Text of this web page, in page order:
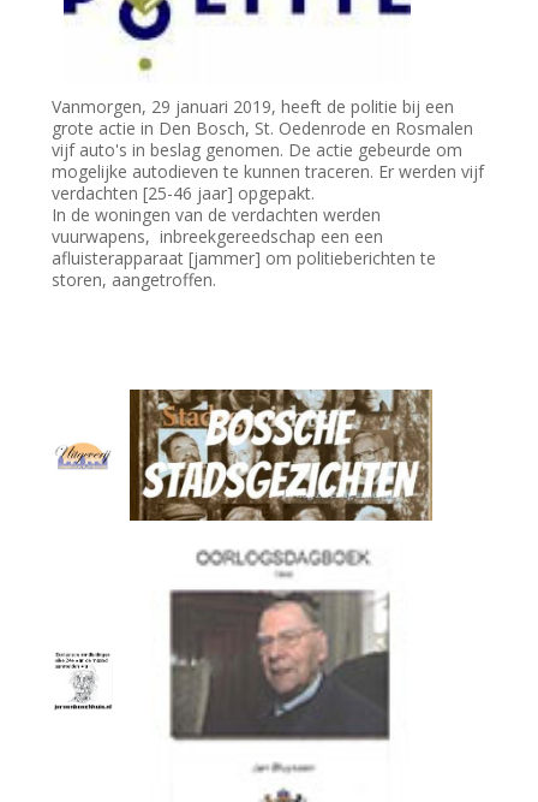
Vanmorgen, 29 januari 2019, heeft de politie bij een
grote actie in Den Bosch, St. Oedenrode en Rosmalen
vijf auto's in beslag genomen. De actie gebeurde om
mogelijke autodieven te kunnen traceren. Er werden vijf
verdachten [25-46 jaar] opgepakt.
In de woningen van de verdachten werden
vuurwapens, inbreekgereedschap een een
afluisterapparaat [jammer] om politieberichten te
storen, aangetroffen.